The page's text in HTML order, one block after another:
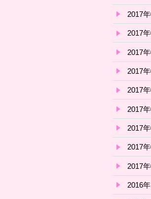
2017
2017
2017
2017
2017
2017
2017
2017
2017
2016